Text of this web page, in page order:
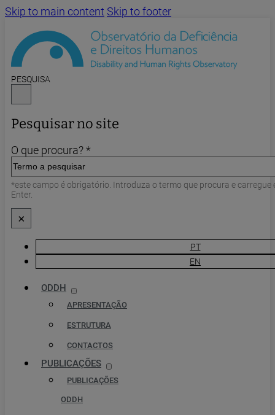
Skip to main content Skip to footer
PESQUISA
Pesquisar no site
O que procura? *
*este campo é obrigatório. Introduza o termo que procura e carregue
Enter.
×
PT
EN
ODDH
APRESENTAÇÃO
ESTRUTURA
CONTACTOS
PUBLICAÇÕES
PUBLICAÇÕES
ODDH